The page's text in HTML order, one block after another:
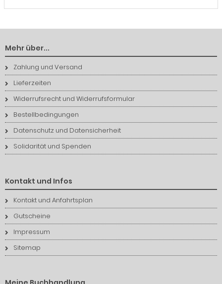
Mehr über...
Zahlung und Versand
Lieferzeiten
Widerrufsrecht und Widerrufsformular
Bestellbedingungen
Datenschutz und Datensicherheit
Solidarität und Spenden
Kontakt und Infos
Kontakt und Anfahrtsplan
Gutscheine
Impressum
Sitemap